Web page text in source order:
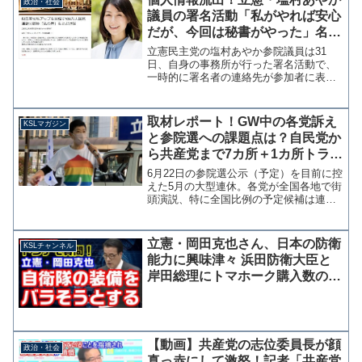
整に関して「１対１の...
議員の署名活動「私がやれば安心
だが、今回は秘書がやった」名簿
が選挙に利用されるとの指摘も
立憲民主党の塩村あやか参院議員は31
日、自身の事務所が行った署名活動で、
一時的に署名者の連絡先が参加者に表示
開始直後の短時間ではありますが、署名
頂いた方の間で連絡先が見...
KSLマガジン
取材レポート！GW中の各党訴え
と参院選への課題点は？自民党か
ら共産党まで7カ所＋1カ所トラブ
ル発生の演説巡り【マガジン171
号】
6月22日の参院選公示（予定）を目前に控
えた5月の大型連休。各党が全国各地で街
頭演説、特に全国比例の予定候補は連日
て回った。※8カ所目は現地で中止4月28
日岡山市 立...
KSLチャンネル
立憲・岡田克也さん、日本の防衛
能力に興味津々 浜田防衛大臣と
岸田総理にトマホーク購入数の説
政治・社会
【動画】共産党の志位委員長が顔